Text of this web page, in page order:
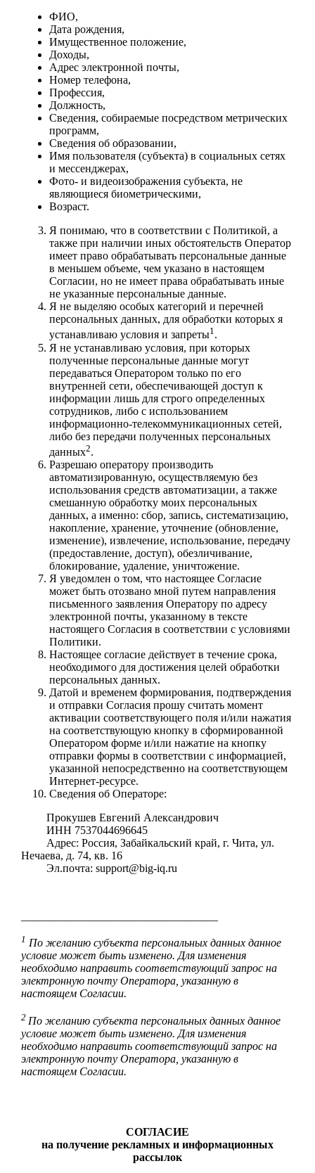
ФИО,
Дата рождения,
Имущественное положение,
Доходы,
Адрес электронной почты,
Номер телефона,
Профессия,
Должность,
Сведения, собираемые посредством метрических
программ,
Сведения об образовании,
Имя пользователя (субъекта) в социальных сетях
и мессенджерах,
Фото- и видеоизображения субъекта, не
являющиеся биометрическими,
Возраст.
Я понимаю, что в соответствии с Политикой, а
также при наличии иных обстоятельств Оператор
имеет право обрабатывать персональные данные
в меньшем объеме, чем указано в настоящем
Согласии, но не имеет права обрабатывать иные
не указанные персональные данные.
Я не выделяю особых категорий и перечней
персональных данных, для обработки которых я
устанавливаю условия и запреты1.
Я не устанавливаю условия, при которых
полученные персональные данные могут
передаваться Оператором только по его
внутренней сети, обеспечивающей доступ к
информации лишь для строго определенных
сотрудников, либо с использованием
информационно-телекоммуникационных сетей,
либо без передачи полученных персональных
данных2.
Разрешаю оператору производить
автоматизированную, осуществляемую без
использования средств автоматизации, а также
смешанную обработку моих персональных
данных, а именно: сбор, запись, систематизацию,
накопление, хранение, уточнение (обновление,
изменение), извлечение, использование, передачу
(предоставление, доступ), обезличивание,
блокирование, удаление, уничтожение.
Я уведомлен о том, что настоящее Согласие
может быть отозвано мной путем направления
письменного заявления Оператору по адресу
электронной почты, указанному в тексте
настоящего Согласия в соответствии с условиями
Политики.
Настоящее согласие действует в течение срока,
необходимого для достижения целей обработки
персональных данных.
Датой и временем формирования, подтверждения
и отправки Согласия прошу считать момент
активации соответствующего поля и/или нажатия
на соответствующую кнопку в сформированной
Оператором форме и/или нажатие на кнопку
отправки формы в соответствии с информацией,
указанной непосредственно на соответствующем
Интернет-ресурсе.
Сведения об Операторе:
Прокушев Евгений Александрович
ИНН 7537044696645
Адрес: Россия, Забайкальский край, г. Чита, ул.
Нечаева, д. 74, кв. 16
Эл.почта: support@big-iq.ru
1 По желанию субъекта персональных данных данное
условие может быть изменено. Для изменения
необходимо направить соответствующий запрос на
электронную почту Оператора, указанную в
настоящем Согласии.
2 По желанию субъекта персональных данных данное
условие может быть изменено. Для изменения
необходимо направить соответствующий запрос на
электронную почту Оператора, указанную в
настоящем Согласии.
СОГЛАСИЕ
на получение рекламных и информационных
рассылок